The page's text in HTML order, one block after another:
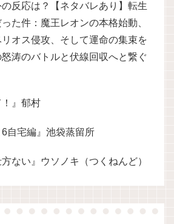
反応は？【ネタバレあり】転生
た件：魔王レオンの本格始動、
オス侵攻、そして運命の集束を
涛のバトルと伏線回収へと繋ぐ
！』郁村
6自宅編』池袋蒸留所
方ない』ウソノキ（つくねんど）